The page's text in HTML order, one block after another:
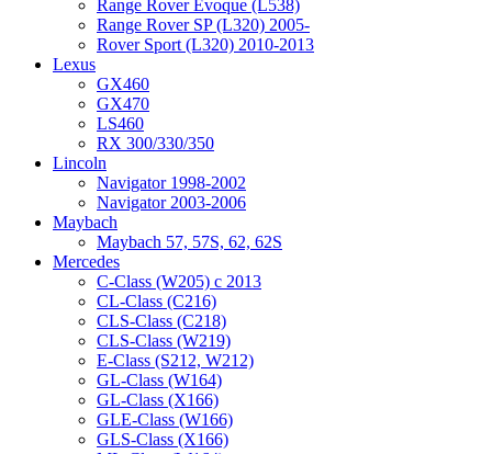
Range Rover Evoque (L538)
Range Rover SP (L320) 2005-
Rover Sport (L320) 2010-2013
Lexus
GX460
GX470
LS460
RX 300/330/350
Lincoln
Navigator 1998-2002
Navigator 2003-2006
Maybach
Maybach 57, 57S, 62, 62S
Mercedes
C-Class (W205) с 2013
CL-Class (C216)
CLS-Class (C218)
CLS-Class (W219)
E-Class (S212, W212)
GL-Class (W164)
GL-Class (X166)
GLE-Class (W166)
GLS-Class (X166)